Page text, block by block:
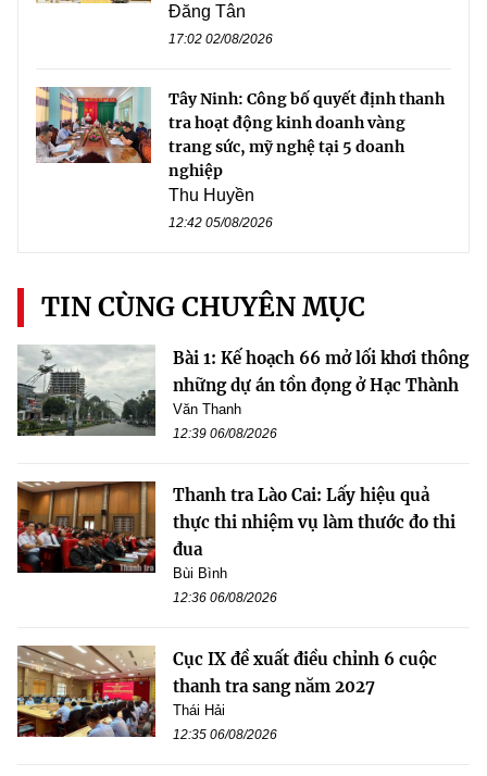
Đăng Tân
17:02 02/08/2026
Tây Ninh: Công bố quyết định thanh
tra hoạt động kinh doanh vàng
trang sức, mỹ nghệ tại 5 doanh
nghiệp
Thu Huyền
12:42 05/08/2026
TIN CÙNG CHUYÊN MỤC
Bài 1: Kế hoạch 66 mở lối khơi thông
những dự án tồn đọng ở Hạc Thành
Văn Thanh
12:39 06/08/2026
Thanh tra Lào Cai: Lấy hiệu quả
thực thi nhiệm vụ làm thước đo thi
đua
Bùi Bình
12:36 06/08/2026
Cục IX đề xuất điều chỉnh 6 cuộc
thanh tra sang năm 2027
Thái Hải
12:35 06/08/2026